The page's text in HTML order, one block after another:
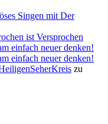
Singen mit Der
ist Versprochen
einfach neuer denken!
einfach neuer denken!
zu